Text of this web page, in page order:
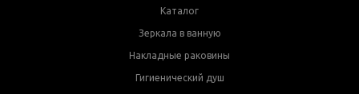
Каталог
Зеркала в ванную
Накладные раковины
Гигиенический душ